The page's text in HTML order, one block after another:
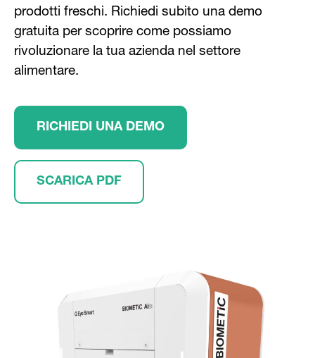
prodotti freschi. Richiedi subito una demo
gratuita per scoprire come possiamo
rivoluzionare la tua azienda nel settore
alimentare.
RICHIEDI UNA DEMO
SCARICA PDF